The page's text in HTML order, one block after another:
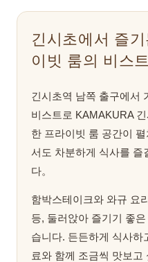
긴시초에서 즐
이빗 룸의 비스
긴시초역 남쪽 출구에서
비스트로 KAMAKURA
한 프라이빗 룸 공간이
서도 차분하게 식사를 즐
다。
함박스테이크와 와규 요
등, 둘러앉아 즐기기 좋
습니다. 든든하게 식사하
료와 함께 조금씩 맛보고